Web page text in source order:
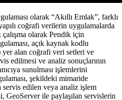
olarak “Akıllı Emlak”, farklı
coğrafi verilerin uygulamalarda
olarak Pendik için
açık kaynak kodlu
yer alan coğrafi veri setleri ve
edilmesi ve analiz sonuçlarının
sunulması işlemlerini
şekildeki mimaride
edilen veya analiz işlem
GeoServer ile paylaşılan servislerin